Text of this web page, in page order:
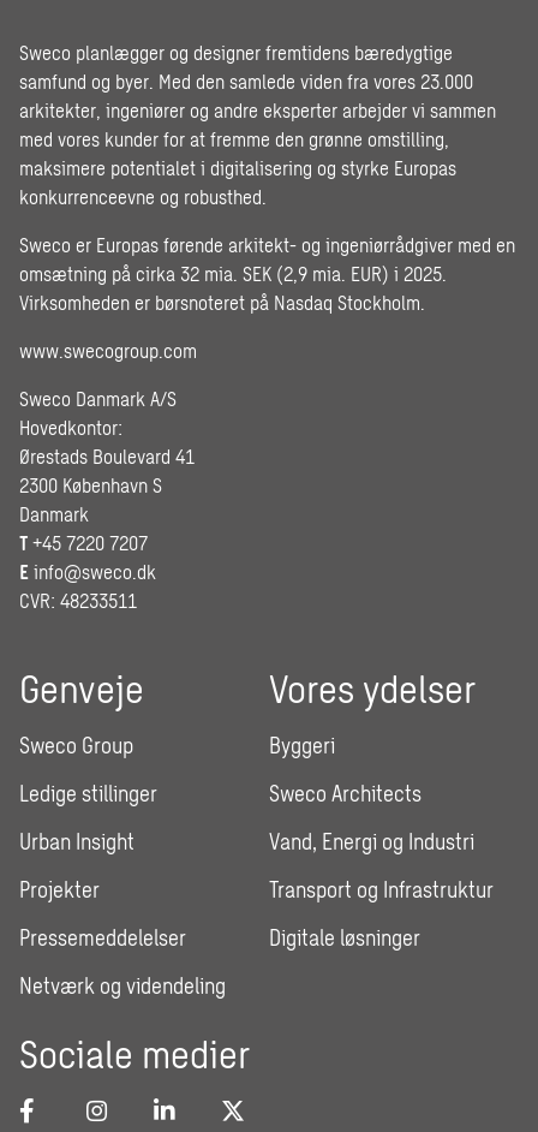
Sweco planlægger og designer fremtidens bæredygtige
samfund og byer. Med den samlede viden fra vores 23.000
arkitekter, ingeniører og andre eksperter arbejder vi sammen
med vores kunder for at fremme den grønne omstilling,
maksimere potentialet i digitalisering og styrke Europas
konkurrenceevne og robusthed.
Sweco er Europas førende arkitekt- og ingeniørrådgiver med en
omsætning på cirka 32 mia. SEK (2,9 mia. EUR) i 2025.
Virksomheden er børsnoteret på Nasdaq Stockholm.
www.swecogroup.com
Sweco Danmark A/S
Hovedkontor:
Ørestads Boulevard 41
2300 København S
Danmark
T +45 7220 7207
E info@sweco.dk
CVR: 48233511
Genveje
Sweco Group
Ledige stillinger
Urban Insight
Projekter
Pressemeddelelser
Netværk og videndeling
Vores ydelser
Byggeri
Sweco Architects
Vand, Energi og Industri
Transport og Infrastruktur
Digitale løsninger
Sociale medier